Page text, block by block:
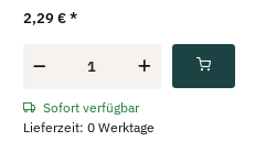
2,29 €*
Sofort verfügbar
Lieferzeit: 0 Werktage